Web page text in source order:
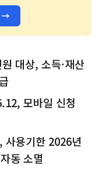
→
대상, 소득·재산
모바일 신청
사용기한 2026년
동 소멸